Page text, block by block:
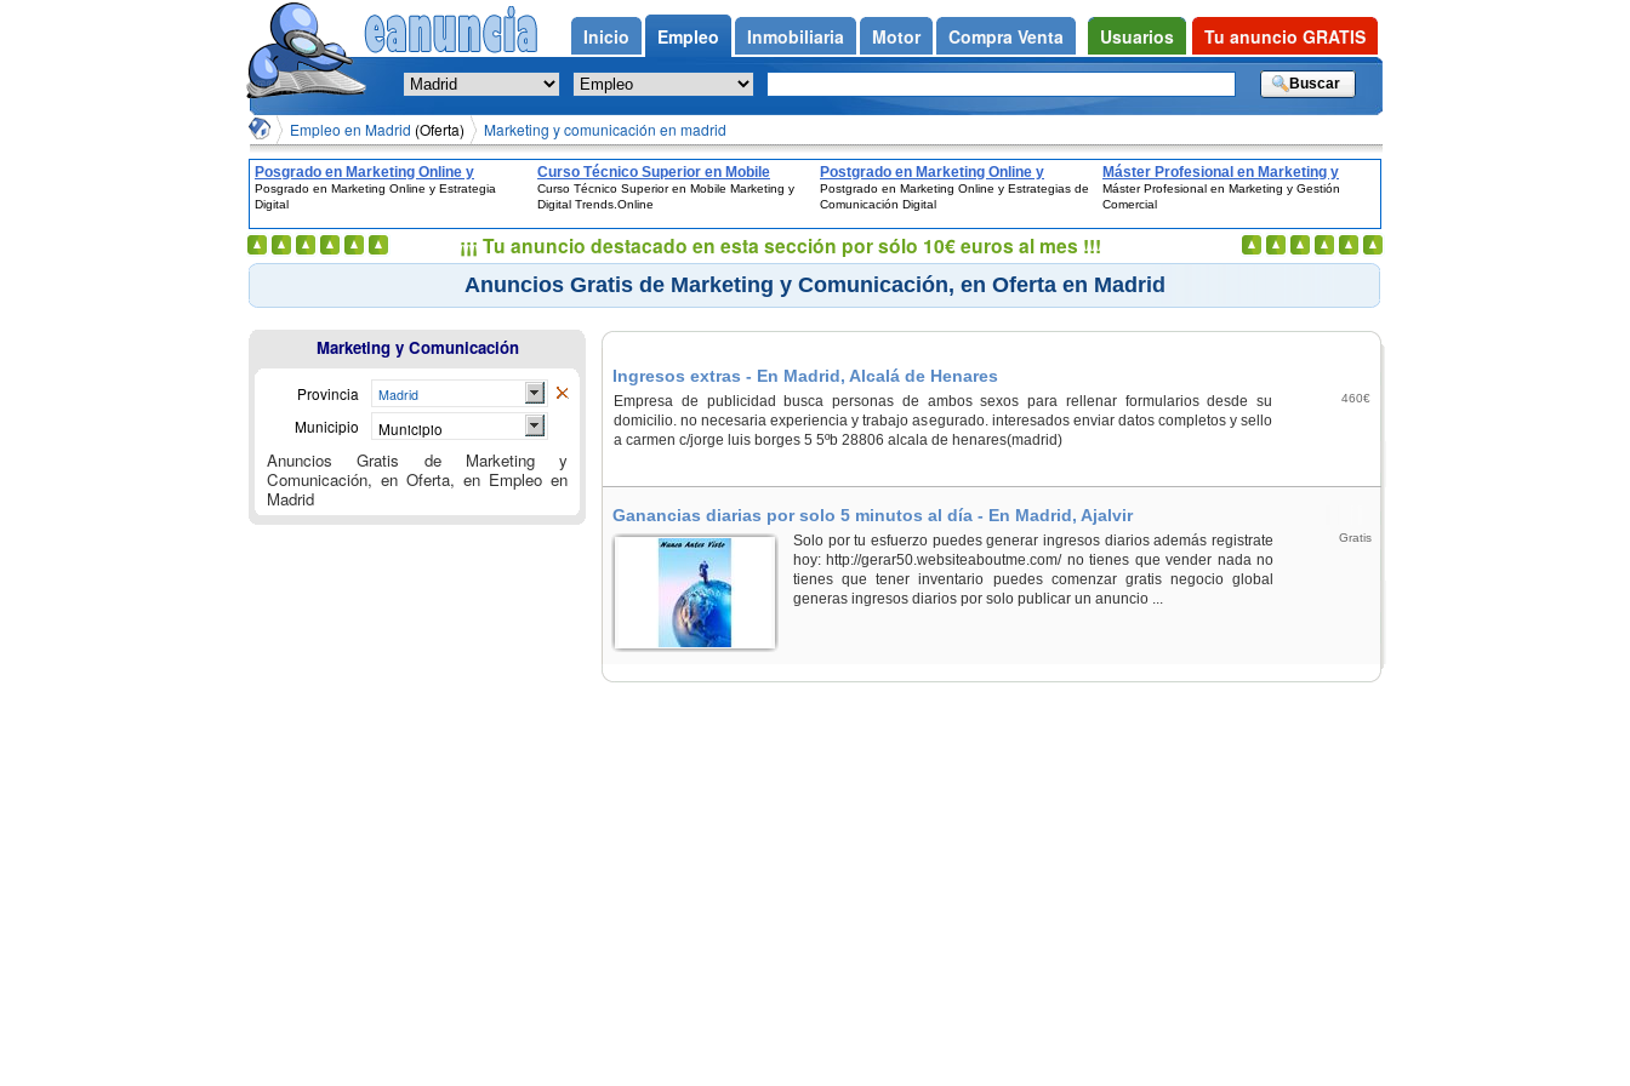
Empleo en Madrid (Oferta) Marketing y comunicación en madrid
Posgrado en Marketing Online y
Estrategia Digital
Posgrado en Marketing Online y Estrategia
Digital
Curso Técnico Superior en Mobile
Marketing y Digital Trends.Online
Curso Técnico Superior en Mobile Marketing y
Digital Trends.Online
Postgrado en Marketing Online y
Estrategias de Comunicación Digital
Postgrado en Marketing Online y Estrategias de
Comunicación Digital
Máster Profesional en Marketing y
Gestión Comercial
Máster Profesional en Marketing y Gestión
Comercial
Anuncios Gratis de Marketing y Comunicación, en Oferta en Madrid
Ingresos extras - En Madrid, Alcalá de Henares
Empresa de publicidad busca personas de ambos sexos para rellenar formularios desde su
domicilio. no necesaria experiencia y trabajo asegurado. interesados enviar datos completos y sello
a carmen c/jorge luis borges 5 5ºb 28806 alcala de henares(madrid)
460€
Ganancias diarias por solo 5 minutos al día - En Madrid, Ajalvir
Solo por tu esfuerzo puedes generar ingresos diarios además registrate
hoy: http://gerar50.websiteaboutme.com/ no tienes que vender nada no
tienes que tener inventario puedes comenzar gratis negocio global
generas ingresos diarios por solo publicar un anuncio ...
Gratis
Marketing y Comunicación
Provincia Madrid
Municipio Municipio
Anuncios Gratis de Marketing y
Comunicación, en Oferta, en Empleo en
Madrid
Inicio Empleo Inmobiliaria Motor Compra Venta Usuarios Tu anuncio GRATIS
¡¡¡ Tu anuncio destacado en esta sección por sólo 10€ euros al mes !!!